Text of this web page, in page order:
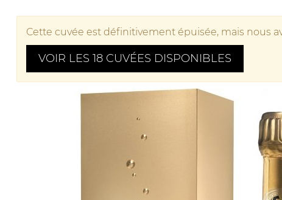
Cette cuvée est définitivement épuisée, mais nous
VOIR LES 18 CUVÉES DISPONIBLES